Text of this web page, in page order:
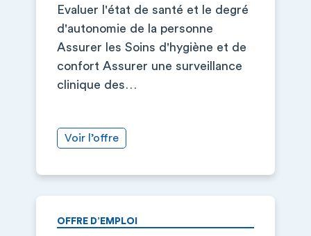
Evaluer l'état de santé et le degré
d'autonomie de la personne
Assurer les Soins d'hygiène et de
confort Assurer une surveillance
clinique des…
Voir l’offre
OFFRE D’EMPLOI